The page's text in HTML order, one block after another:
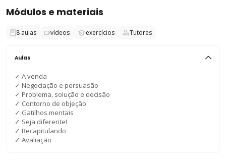
Módulos e materiais
8 aulas vídeos exercícios Tutores
Aulas
✓ A venda
✓ Negociação e persuasão
✓ Problema, solução e decisão
✓ Contorno de objeção
✓ Gatilhos mentais
✓ Seja diferente!
✓ Recapitulando
✓ Avaliação